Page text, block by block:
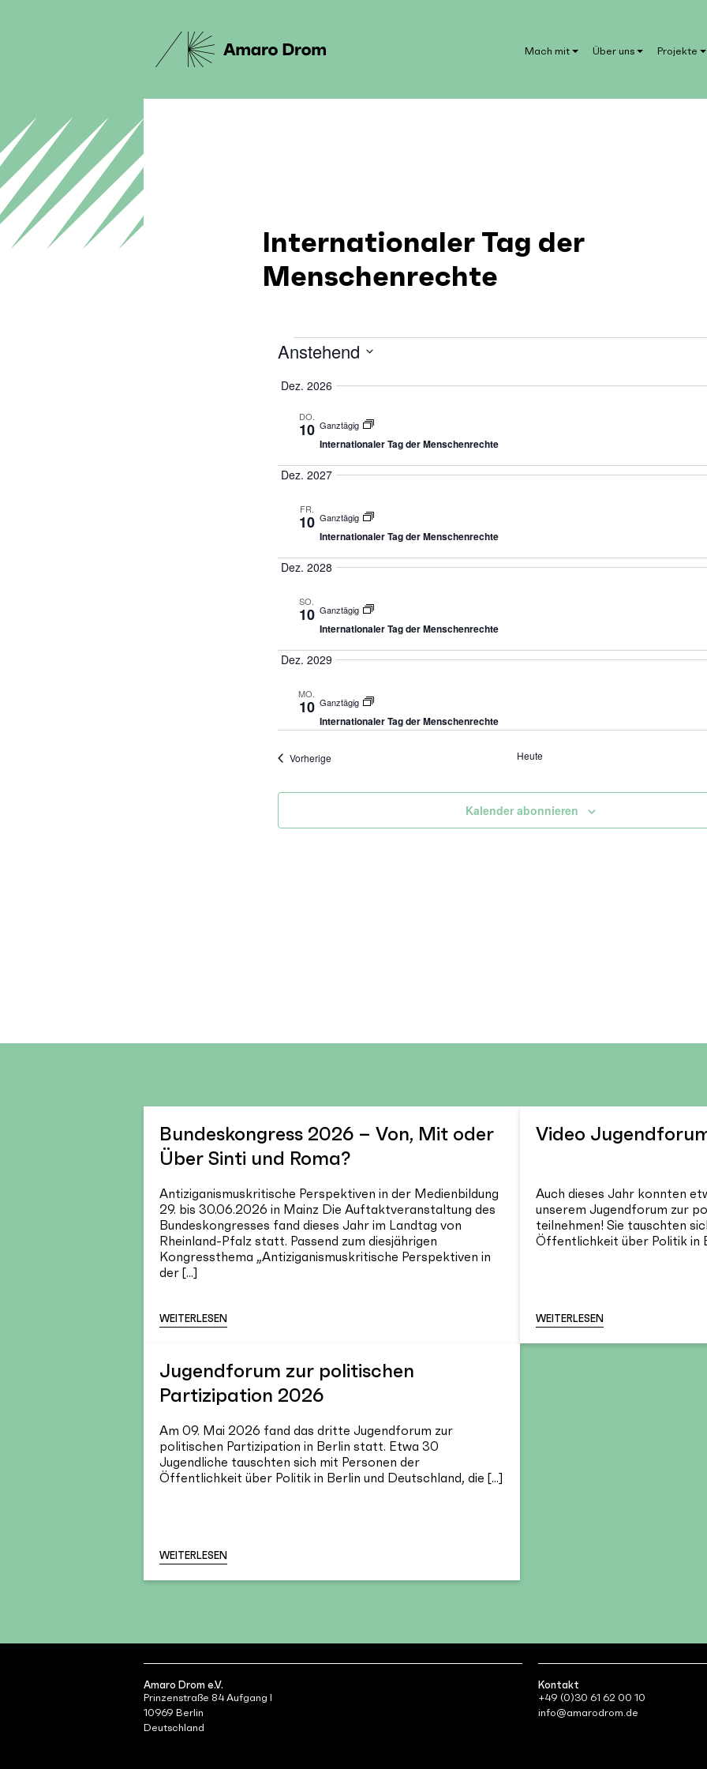
Mach mit Über uns Projekte
Internationaler Tag der
Menschenrechte
Veranstaltungen
Anstehend
auswählen.
Dez. 2026
DO.
10 Ganztägig
Internationaler Tag der Menschenrechte
Dez. 2027
FR.
10 Ganztägig
Internationaler Tag der Menschenrechte
Dez. 2028
SO.
10 Ganztägig
Internationaler Tag der Menschenrechte
Dez. 2029
MO.
10 Ganztägig
Internationaler Tag der Menschenrechte
VorherigeVeranstaltungen Heute
Kalender abonnieren
Bundeskongress 2026 – Von, Mit oder
Über Sinti und Roma?
Antiziganismuskritische Perspektiven in der Medienbildung
29. bis 30.06.2026 in Mainz Die Auftaktveranstaltung des
Bundeskongresses fand dieses Jahr im Landtag von
Rheinland-Pfalz statt. Passend zum diesjährigen
Kongressthema „Antiziganismuskritische Perspektiven in
der [...]
WEITERLESEN
Video
Auch dieses Jahr konnten
unserem Jugendforum zur
teilnehmen! Sie tauschten
Öffentlichkeit über Politik in
WEITERLESEN
Jugendforum zur politischen
Partizipation 2026
Am 09. Mai 2026 fand das dritte Jugendforum zur
politischen Partizipation in Berlin statt. Etwa 30
Jugendliche tauschten sich mit Personen der
Öffentlichkeit über Politik in Berlin und Deutschland, die [...]
WEITERLESEN
Amaro Drom e.V.
Prinzenstraße 84 Aufgang I
10969 Berlin
Deutschland
Kontakt
+49 (0)30 61 62 00 10
info@amarodrom.de